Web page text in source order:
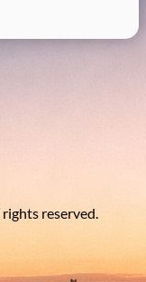
reserved.